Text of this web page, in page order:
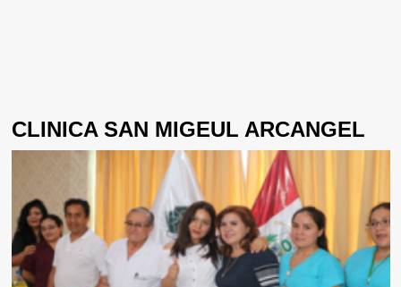
CLINICA SAN MIGEUL ARCANGEL